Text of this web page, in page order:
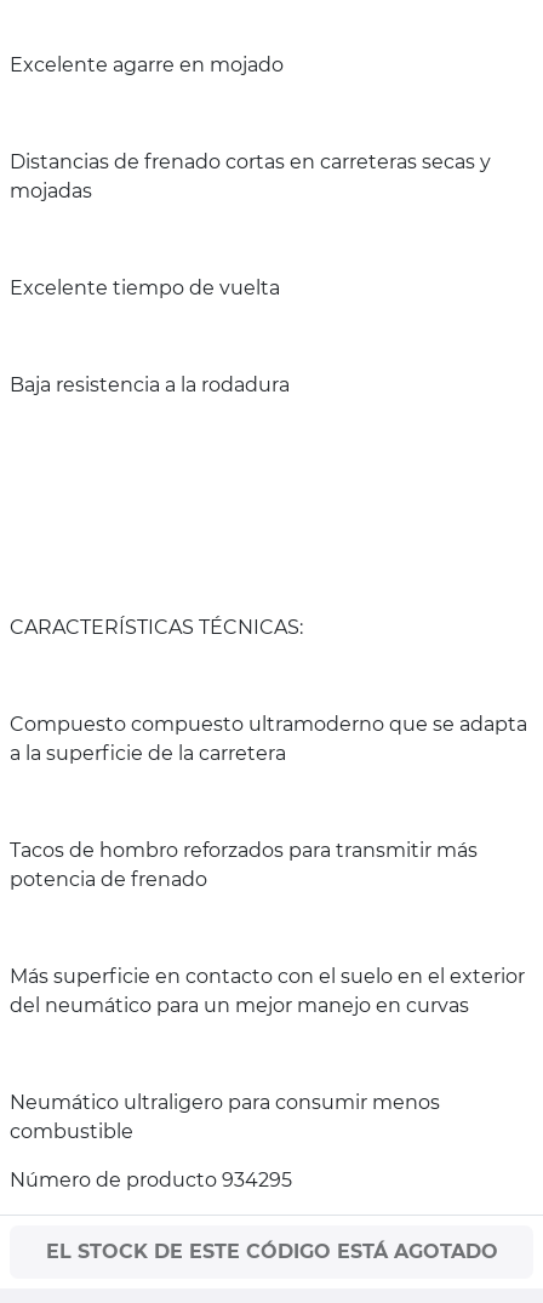
Excelente agarre en mojado
Distancias de frenado cortas en carreteras secas y
mojadas
Excelente tiempo de vuelta
Baja resistencia a la rodadura
CARACTERÍSTICAS TÉCNICAS:
Compuesto compuesto ultramoderno que se adapta
a la superficie de la carretera
Tacos de hombro reforzados para transmitir más
potencia de frenado
Más superficie en contacto con el suelo en el exterior
del neumático para un mejor manejo en curvas
Neumático ultraligero para consumir menos
combustible
Número de producto 934295
EL STOCK DE ESTE CÓDIGO ESTÁ AGOTADO